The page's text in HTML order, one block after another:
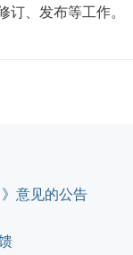
、发布等工作。
意见的公告